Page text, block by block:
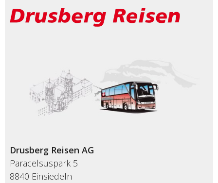
Drusberg Reisen AG
Paracelsuspark 5
8840 Einsiedeln